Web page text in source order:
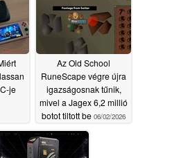
je
Az Old School
RuneScape végre újra
igazságosnak tűnik,
mivel a Jagex 6,2 millió
botot tiltott be 06/02/2026